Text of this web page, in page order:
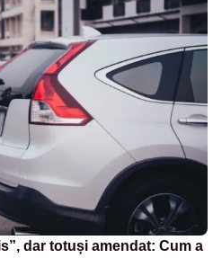
dar totuși amendat: Cum a